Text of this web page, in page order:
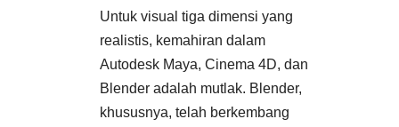
Untuk visual tiga dimensi yang
realistis, kemahiran dalam
Autodesk Maya, Cinema 4D, dan
Blender adalah mutlak. Blender,
khususnya, telah berkembang